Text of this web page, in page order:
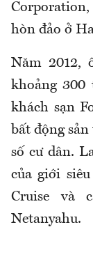
hòn đảo ở
Năm 2012,
khoảng 300
khách sạn
bất động sản
số cư dân.
của giới
Cruise và
Netanyahu.